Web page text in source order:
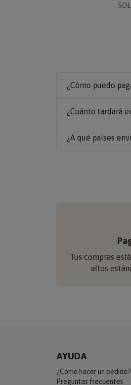
¿Cómo puedo
¿Cuánto tardará
¿A qué países
Tus compras
altos
AYUDA
¿Cómo hacer un pedido?
Preguntas frecuentes